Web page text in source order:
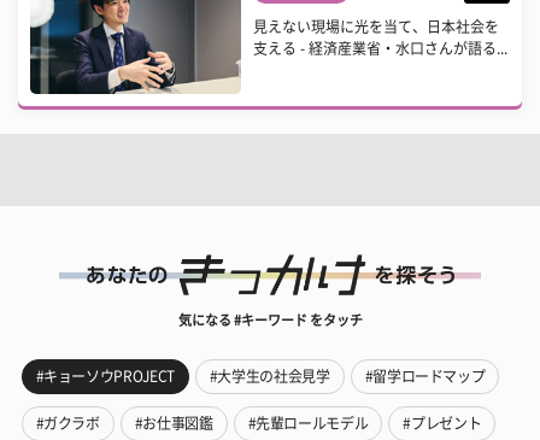
見えない現場に光を当て、日本社会を
支える - 経済産業省・水口さんが語る...
気になる #キーワード をタッチ
#キョーソウPROJECT #大学生の社会見学 #留学ロードマップ
#ガクラボ #お仕事図鑑 #先輩ロールモデル #プレゼント